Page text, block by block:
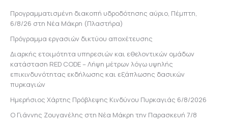
Προγραμματισμένη διακοπή υδροδότησης αύριο, Πέμπτη,
6/8/26 στη Νέα Μάκρη (Πλαστήρα)
Πρόγραμμα εργασιών δικτύου αποχέτευσης
Διαρκής ετοιμότητα υπηρεσιών και εθελοντικών ομάδων
κατάσταση RED CODE – Λήψη μέτρων λόγω υψηλής
επικινδυνότητας εκδήλωσης και εξάπλωσης δασικών
πυρκαγιών
Ημερήσιος Χάρτης Πρόβλεψης Κινδύνου Πυρκαγιάς 6/8/2026
Ο Γιάννης Ζουγανέλης στη Νέα Μάκρη την Παρασκευή 7/8